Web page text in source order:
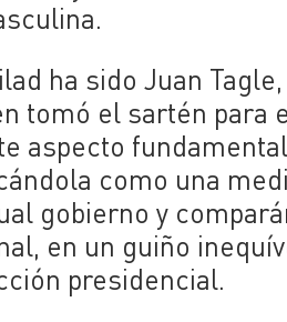
ha sido Juan
tomó el sartén para
aspecto
como una
gobierno y
en un guiño
presidencial.